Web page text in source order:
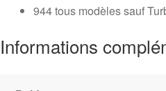
944 tous modèles sauf
Informations